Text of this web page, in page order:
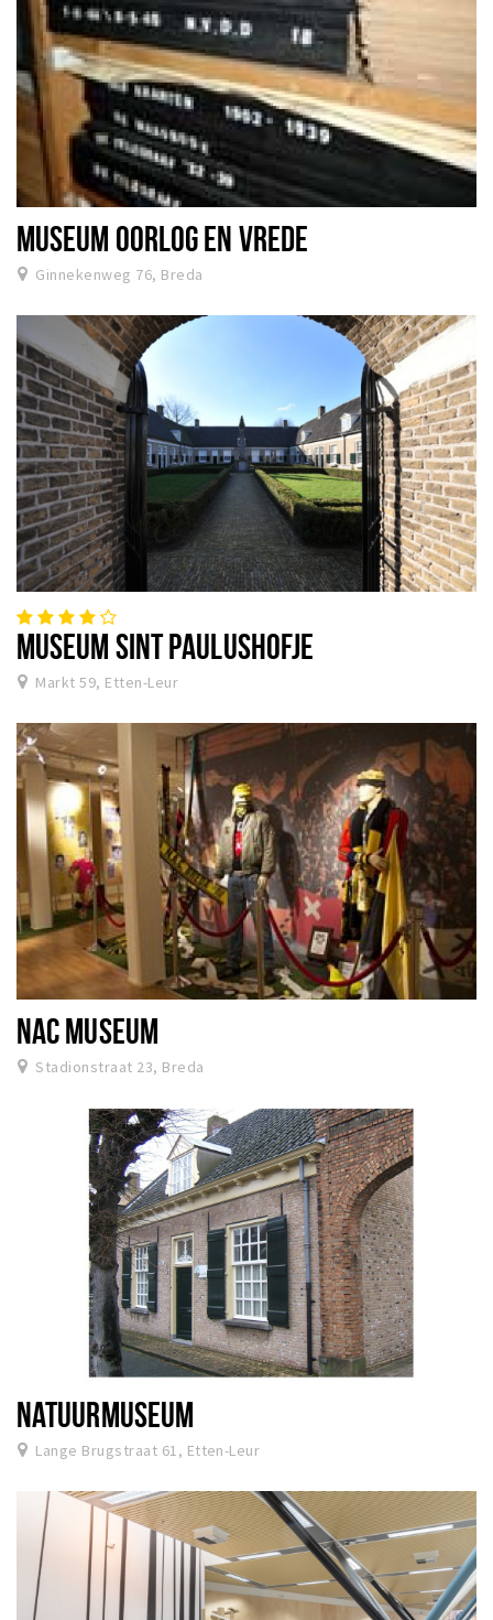
MUSEUM OORLOG EN VREDE
Ginnekenweg 76, Breda
MUSEUM SINT PAULUSHOFJE
Markt 59, Etten-Leur
NAC MUSEUM
Stadionstraat 23, Breda
NATUURMUSEUM
Lange Brugstraat 61, Etten-Leur